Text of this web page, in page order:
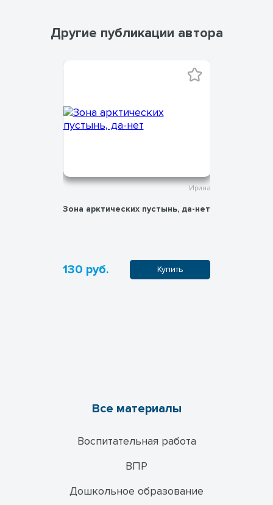
Другие публикации автора
Ирина
Зона арктических пустынь, да-нет
130 руб. Купить
Все материалы
Воспитательная работа
ВПР
Дошкольное образование